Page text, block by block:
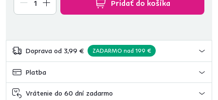
Pridať do košíka
Doprava od 3,99 € ZADARMO nad 199 €
Platba
Vrátenie do 60 dní zadarmo